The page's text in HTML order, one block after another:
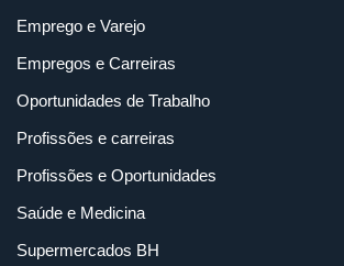
Emprego e Varejo
Empregos e Carreiras
Oportunidades de Trabalho
Profissões e carreiras
Profissões e Oportunidades
Saúde e Medicina
Supermercados BH